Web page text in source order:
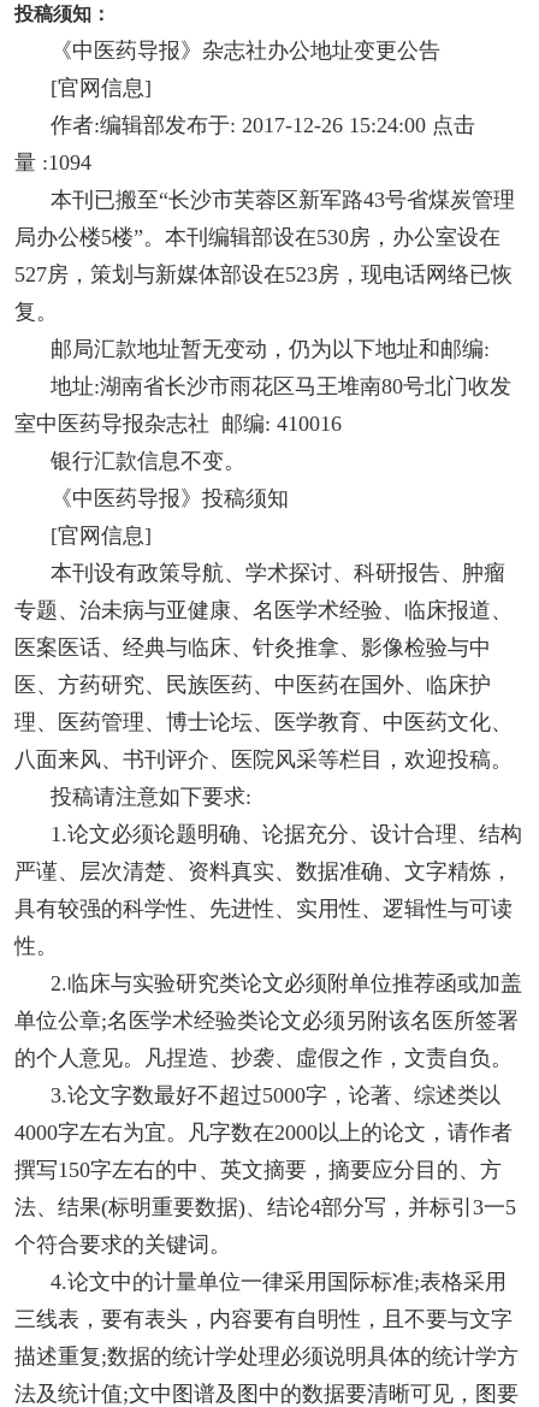
投稿须知：
《中医药导报》杂志社办公地址变更公告
[官网信息]
作者:编辑部发布于: 2017-12-26 15:24:00 点击
量 :1094
本刊已搬至“长沙市芙蓉区新军路43号省煤炭管理
局办公楼5楼”。本刊编辑部设在530房，办公室设在
527房，策划与新媒体部设在523房，现电话网络已恢
复。
邮局汇款地址暂无变动，仍为以下地址和邮编:
地址:湖南省长沙市雨花区马王堆南80号北门收发
室中医药导报杂志社 邮编: 410016
银行汇款信息不变。
《中医药导报》投稿须知
[官网信息]
本刊设有政策导航、学术探讨、科研报告、肿瘤
专题、治未病与亚健康、名医学术经验、临床报道、
医案医话、经典与临床、针灸推拿、影像检验与中
医、方药研究、民族医药、中医药在国外、临床护
理、医药管理、博士论坛、医学教育、中医药文化、
八面来风、书刊评介、医院风采等栏目，欢迎投稿。
投稿请注意如下要求:
1.论文必须论题明确、论据充分、设计合理、结构
严谨、层次清楚、资料真实、数据准确、文字精炼，
具有较强的科学性、先进性、实用性、逻辑性与可读
性。
2.临床与实验研究类论文必须附单位推荐函或加盖
单位公章;名医学术经验类论文必须另附该名医所签署
的个人意见。凡捏造、抄袭、虛假之作，文责自负。
3.论文字数最好不超过5000字，论著、综述类以
4000字左右为宜。凡字数在2000以上的论文，请作者
撰写150字左右的中、英文摘要，摘要应分目的、方
法、结果(标明重要数据)、结论4部分写，并标引3一5
个符合要求的关键词。
4.论文中的计量单位一律采用国际标准;表格采用
三线表，要有表头，内容要有自明性，且不要与文字
描述重复;数据的统计学处理必须说明具体的统计学方
法及统计值;文中图谱及图中的数据要清晰可见，图要